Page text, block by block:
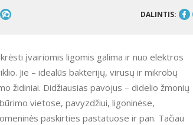
DALINTIS:
įvairiomis ligomis galima ir nuo elektros
Jie – idealūs bakterijų, virusų ir mikrobų
židiniai. Didžiausias pavojus – didelio žmonių
vietose, pavyzdžiui, ligoninėse,
paskirties pastatuose ir pan. Tačiau